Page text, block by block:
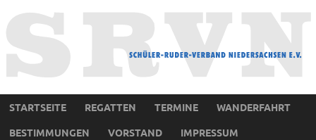
STARTSEITE REGATTEN TERMINE
WANDERFAHRT
BESTIMMUNGEN
VORSTAND
IMPRESSUM